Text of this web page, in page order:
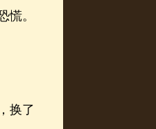
。
换了